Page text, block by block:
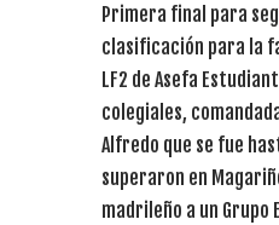
Primera final para
clasificación para la
LF2 de Asefa
colegiales,
Alfredo que se fue
superaron en
madrileño a un Grupo